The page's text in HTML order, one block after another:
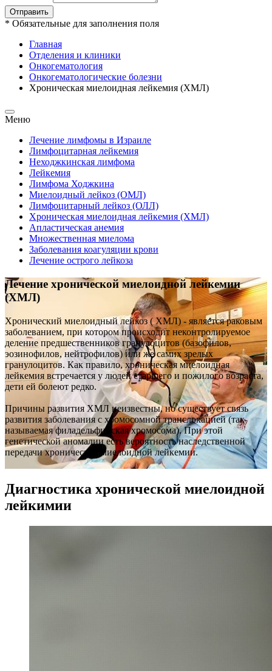
* Обязательные для заполнения поля
Главная
Отделения и клиники
Онкогематология
Oнкогематологические болезни
Хроническая миелоидная лейкемия (ХМЛ)
Меню
Лечение лимфомы в Израиле
Лимфоцитарная лейкемия
Неходжкинская лимфома
Лейкемия
Лимфома Ходжкина
Миелоидный лейкоз (ОМЛ)
Лимфоцитарный лейкоз (ОЛЛ)
Хроническая миелоидная лейкемия (ХМЛ)
Апластическая анемия
Множественная миелома
Заболевания коагуляции крови
Лечение острого лейкоза
Лечение хронической миелоидной лейкемии
(ХМЛ)
Хронический миелоидный лейкоз ( ХМЛ) - является раковым
заболеванием, при котором происходит неконтролируемое
деление предшественников гранулоцитов (базофилов,
эозинофилов, нейтрофилов) или же самих зрелых
гранулоцитов. Как правило, хроническая миелоидная
лейкемия встречается у людей старшего и пожилого возраста,
дети ей болеют редко.
Причины развития ХМЛ неизвестны, но существует связь
развития заболевания с хромосомной транслокацией (так
называемая филадельфийская хромосома). При этой
генетической аномалии есть вероятность наследственной
передачи хронической миелоидной лейкемии.
Диагностика хронической миелоидной
лейкимии